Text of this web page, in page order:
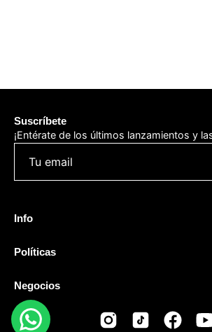
Suscríbete
¡Entérate de los últimos lanzamientos y
Info
Políticas
Negocios